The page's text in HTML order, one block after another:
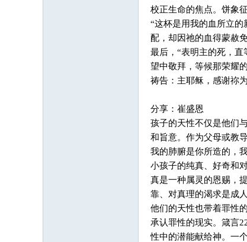
校正生命的焦点。饼象
“这杯是用我的血所立
配，却因祂的血得蒙赦
最后，“表明主的死，
望中敬拜，等候那荣耀的
祷告：主耶稣，感谢祢
分享：崔盛恩
孩子的天性不仅是他们
和旨意。作为父母或教
我的肺腑是你所造的，
小孩子的纯真、好奇和
真是一种属灵的恩赐，
靠、对真理的渴求是成
他们的天性也带着罪性
承认罪性的现实。箴言
性中的潜能献给神。一